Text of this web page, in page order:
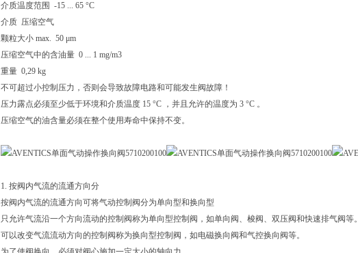
介质温度范围 -15 ... 65 °C
介质 压缩空气
颗粒大小 max. 50 μm
压缩空气中的含油量 0 ... 1 mg/m3
重量 0,29 kg
不可超过小控制压力，否则会导致故障电路和可能发生阀故障！
压力露点必须至少低于环境和介质温度 15 °C ，并且允许的温度为 3 °C 。
压缩空气的油含量必须在整个使用寿命中保持不变。
1. 按阀内气流的流通方向分
按阀内气流的流通方向可将气动控制阀分为单向型和换向型
只允许气流沿一个方向流动的控制阀称为单向型控制阀，如单向阀、梭阀、双压阀和快速排气阀等。
可以改变气流流动方向的控制阀称为换向型控制阀，如电磁换向阀和气控换向阀等。